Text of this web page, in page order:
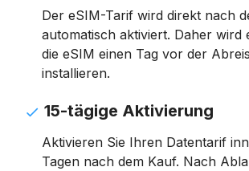
Der eSIM-Tarif wird direkt nach
automatisch aktiviert. Daher wird
die eSIM einen Tag vor der
installieren.
15-tägige Aktivierung
Aktivieren Sie Ihren Datentarif
Tagen nach dem Kauf. Nach